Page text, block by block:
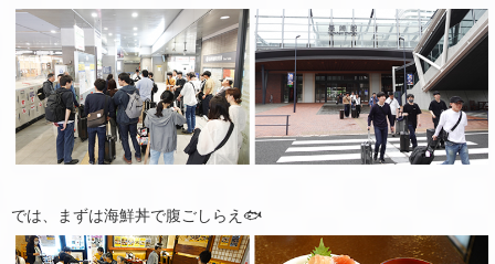
では、まずは海鮮丼で腹ごしらえ🐟